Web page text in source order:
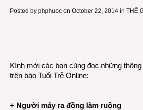
Posted by phphuoc on October 22, 2014 in THẾ
Kính mời các bạn cùng đọc những
trên báo Tuổi Trẻ Online:
+ Người máy ra đồng làm ruộng